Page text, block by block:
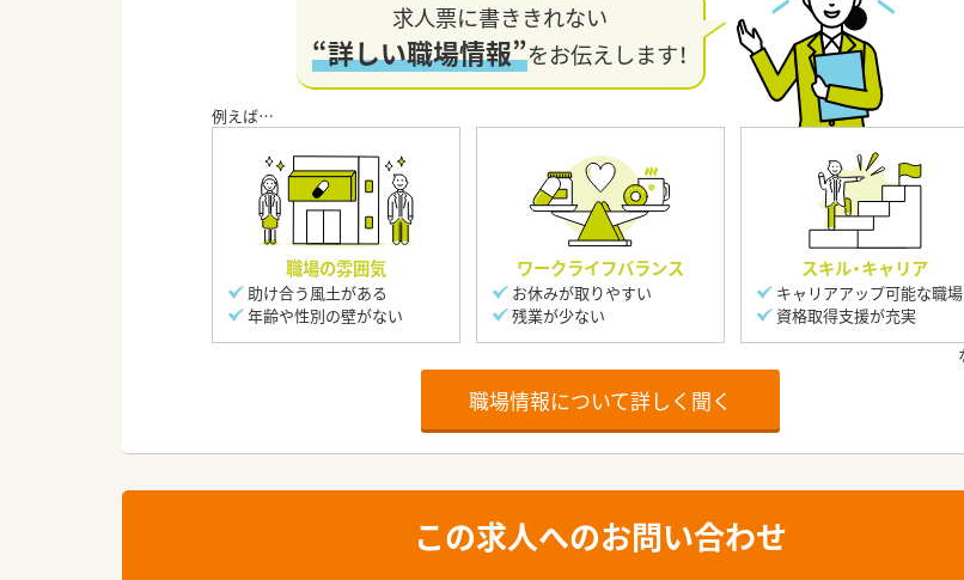
求人票に書ききれない
“詳しい職場情報”をお伝えします！
職場の雰囲気
助け合う風土がある
年齢や性別の壁がない
ワークライフバランス
お休みが取りやすい
残業が少ない
スキル・キャリア
キャリアアップ可能な職場
資格取得支援が充実
職場情報について詳しく聞く
この求人へのお問い合わせ